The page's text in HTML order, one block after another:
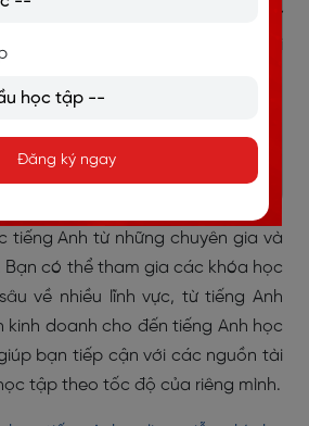
cho phép bạn học từ vựng, ngữ
năng phát âm thông qua các bài
tác. Điều này không chỉ làm cho
vị mà còn giúp bạn biến tiếng Anh
sống hàng ngày.
các nền tảng học trực tuyến
hoặc Khan Academy mang đến
tiếng Anh từ những chuyên gia và
Bạn có thể tham gia các khóa học
về nhiều lĩnh vực, từ tiếng Anh
kinh doanh cho đến tiếng Anh học
bạn tiếp cận với các nguồn tài
tập theo tốc độ của riêng mình.
Đăng ký ngay